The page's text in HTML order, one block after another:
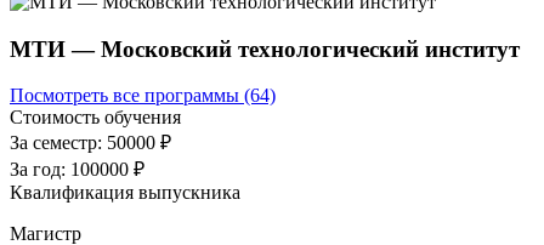
МТИ — Московский технологический институт
Посмотреть все программы (64)
Стоимость обучения
За семестр: 50000 ₽
За год: 100000 ₽
Квалификация выпускника
Магистр